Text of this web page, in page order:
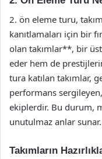
2. ön eleme turu,
kanıtlamaları için bir
olan takımlar**, bir
eder hem de
tura katılan takımlar,
performans
ekiplerdir. Bu durum,
unutulmaz anlar sunar.
Takımların